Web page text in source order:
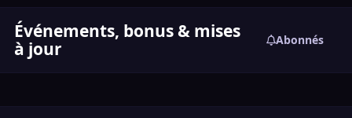
Événements, bonus & mises
à jour
Abonnés